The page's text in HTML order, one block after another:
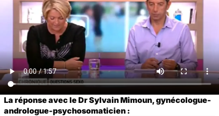
La réponse avec le Dr Sylvain Mimoun, gynécologue-
andrologue-psychosomaticien :